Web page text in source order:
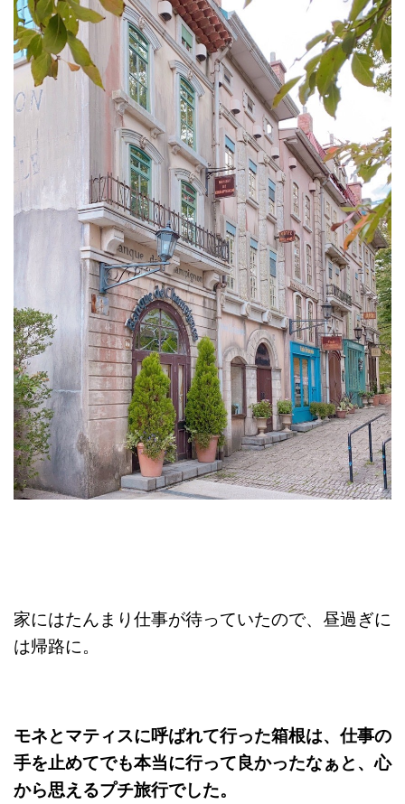
家にはたんまり仕事が待っていたので、昼過ぎに
は帰路に。
モネとマティスに呼ばれて行った箱根は、仕事の
手を止めてでも本当に行って良かったなぁと、心
から思えるプチ旅行でした。